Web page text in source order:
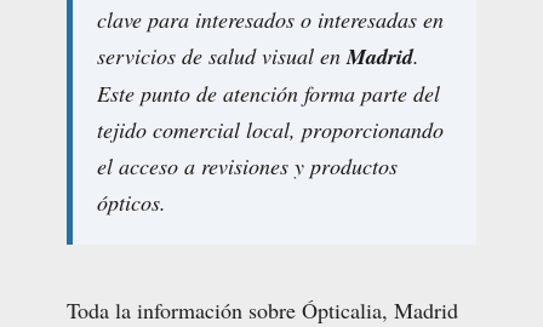
clave para interesados o interesadas en
servicios de salud visual enMadrid.
Este punto de atención forma parte del
tejido comercial local, proporcionando
el acceso a revisiones y productos
ópticos.
Toda la información sobre Ópticalia, Madrid